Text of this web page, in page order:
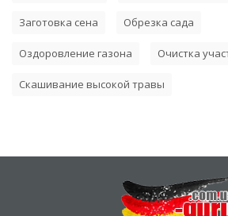
Заготовка сена Обрезка сада
Оздоровление газона Очистка
Скашивание высокой травы